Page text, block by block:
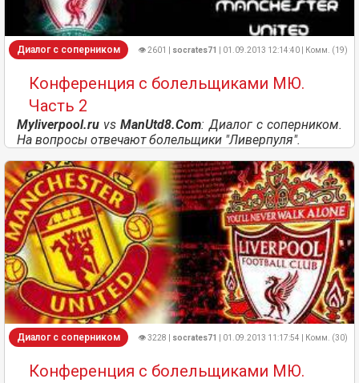
Диалог с соперником 👁 2601 | socrates71 | 01.09.2013 12:14:40 | Комм. (19)
Конференция с болельщиками МЮ.
Часть 2
Myliverpool.ru vsManUtd8.Com: Диалог с соперником.
На вопросы отвечают болельщики "Ливерпуля".
Диалог с соперником 👁 3228 | socrates71 | 01.09.2013 11:17:54 | Комм. (30)
Конференция с болельщиками МЮ.